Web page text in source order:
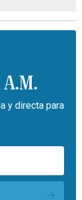
y directa para